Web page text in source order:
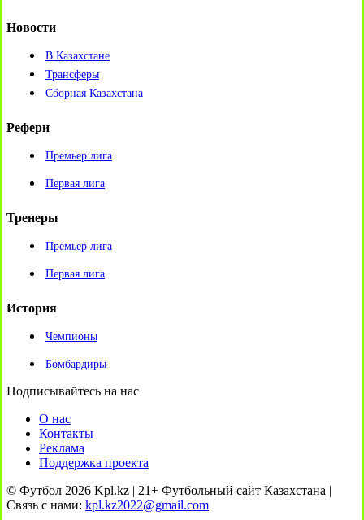
Новости
В Казахстане
Трансферы
Сборная Казахстана
Рефери
Премьер лига
Первая лига
Тренеры
Премьер лига
Первая лига
История
Чемпионы
Бомбардиры
Подписывайтесь на нас
О нас
Контакты
Реклама
Поддержка проекта
© Футбол 2026 Kpl.kz | 21+ Футбольный сайт Казахстана |
Связь с нами: kpl.kz2022@gmail.com